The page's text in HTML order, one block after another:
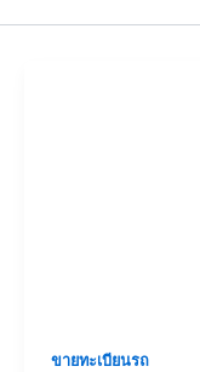
ขายทะเบียนรถ